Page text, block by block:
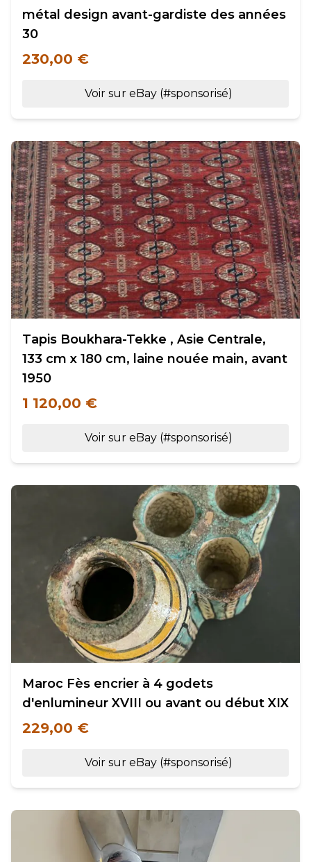
métal design avant-gardiste des années
30
230,00 €
Voir sur eBay (#sponsorisé)
Tapis Boukhara-Tekke , Asie Centrale,
133 cm x 180 cm, laine nouée main, avant
1950
1 120,00 €
Voir sur eBay (#sponsorisé)
Maroc Fès encrier à 4 godets
d'enlumineur XVIII ou avant ou début XIX
229,00 €
Voir sur eBay (#sponsorisé)